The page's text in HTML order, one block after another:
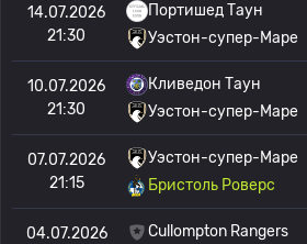
14.07.2026
21:30
Портишед Таун
Уэстон-супер-Маре
10.07.2026
21:30
Кливедон Таун
Уэстон-супер-Маре
07.07.2026
21:15
Уэстон-супер-Маре
Бристоль Роверс
04.07.2026
Cullompton Rangers